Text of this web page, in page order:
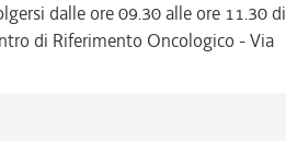
dalle ore 09.30 alle ore 11.30 di
di Riferimento Oncologico - Via